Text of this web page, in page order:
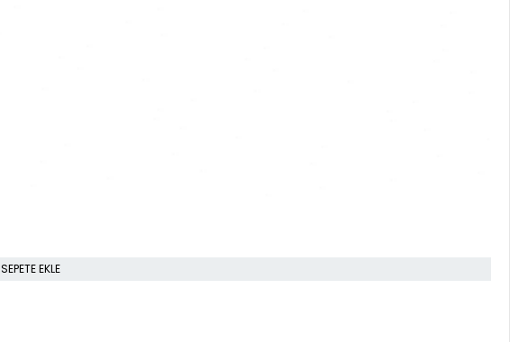
SEPETE EKLE